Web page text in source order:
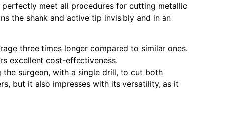
meet all procedures for cutting metallic
the shank and active tip invisibly and in an
three times longer compared to similar ones.
excellent cost-effectiveness.
surgeon, with a single drill, to cut both
but it also impresses with its versatility, as it